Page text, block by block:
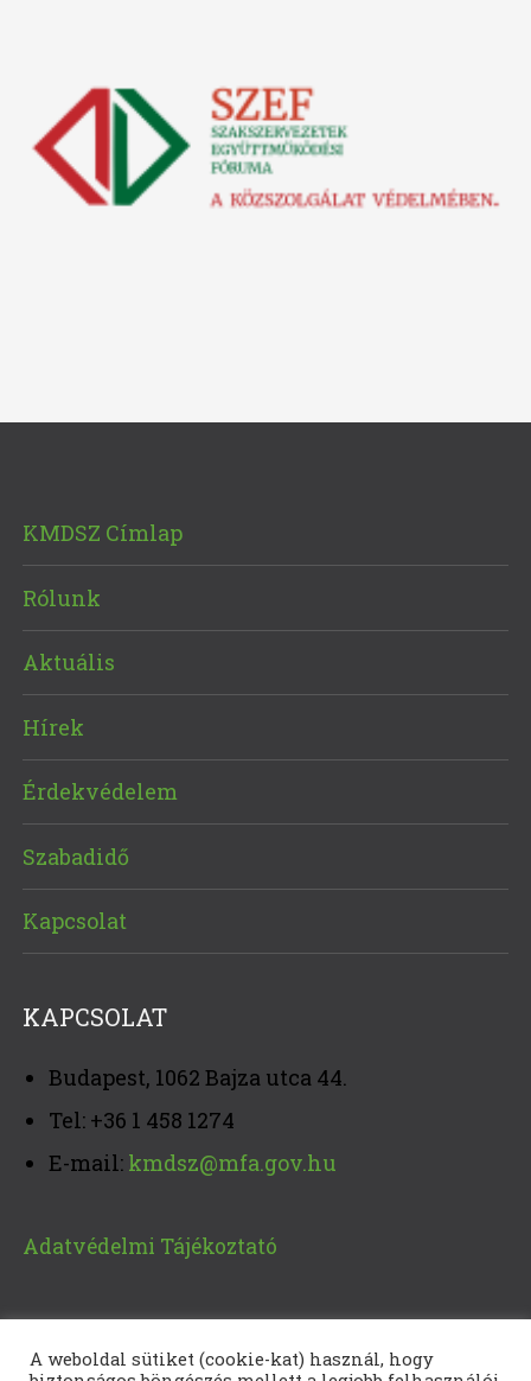
KMDSZ Címlap
Rólunk
Aktuális
Hírek
Érdekvédelem
Szabadidő
Kapcsolat
KAPCSOLAT
Budapest, 1062 Bajza utca 44.
Tel: +36 1 458 1274
E-mail: kmdsz@mfa.gov.hu
Adatvédelmi Tájékoztató
A weboldal sütiket (cookie-kat) használ, hogy